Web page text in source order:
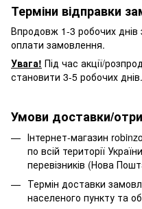
Терміни відправки
Впродовж 1-3 робочих
оплати замовлення.
Увага! Під час акції/
становити 3-5 робочих днів.
Умови доставки/
Інтернет-магазин
по всій території
перевізників (Нова
Термін доставки
населеного пункту та